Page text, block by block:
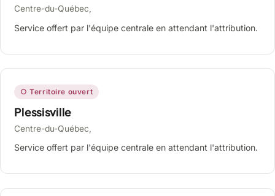
Centre-du-Québec,
Service offert par l'équipe centrale en attendant l'attribution.
○ Territoire ouvert
Plessisville
Centre-du-Québec,
Service offert par l'équipe centrale en attendant l'attribution.